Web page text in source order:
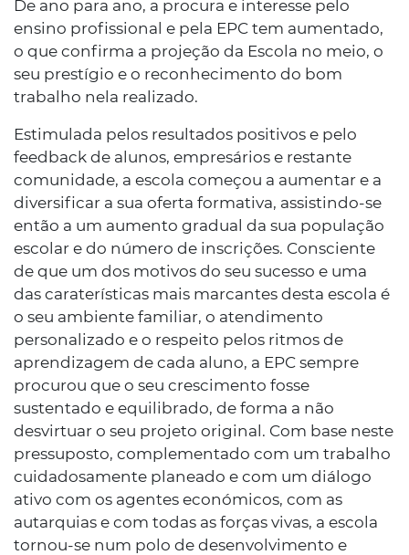
De ano para ano, a procura e interesse pelo
ensino profissional e pela EPC tem aumentado,
o que confirma a projeção da Escola no meio, o
seu prestígio e o reconhecimento do bom
trabalho nela realizado.
Estimulada pelos resultados positivos e pelo
feedback de alunos, empresários e restante
comunidade, a escola começou a aumentar e a
diversificar a sua oferta formativa, assistindo-se
então a um aumento gradual da sua população
escolar e do número de inscrições. Consciente
de que um dos motivos do seu sucesso e uma
das caraterísticas mais marcantes desta escola é
o seu ambiente familiar, o atendimento
personalizado e o respeito pelos ritmos de
aprendizagem de cada aluno, a EPC sempre
procurou que o seu crescimento fosse
sustentado e equilibrado, de forma a não
desvirtuar o seu projeto original. Com base neste
pressuposto, complementado com um trabalho
cuidadosamente planeado e com um diálogo
ativo com os agentes económicos, com as
autarquias e com todas as forças vivas, a escola
tornou-se num polo de desenvolvimento e